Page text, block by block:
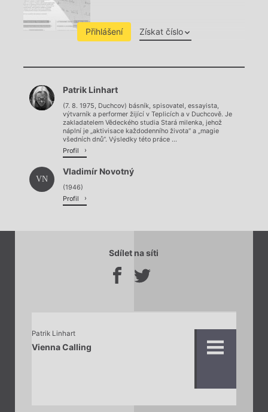
Přihlášení Získat číslo
Chviličku.
Načítá se.
Patrik Linhart
(7. 8. 1975, Duchcov) básník, spisovatel, essayista,
výtvarník a performer žijící v Teplicích a v Duchcově. Je
zakladatelem Vědeckého studia Stará milenka, jehož
náplní je „aktivisace každodenního života“ a „magie
všedních dnů“. Výsledky této práce ...
Profil
VN
Vladimír Novotný
(1946)
Profil
Sdílet na síti
Patrik Linhart
Vienna Calling